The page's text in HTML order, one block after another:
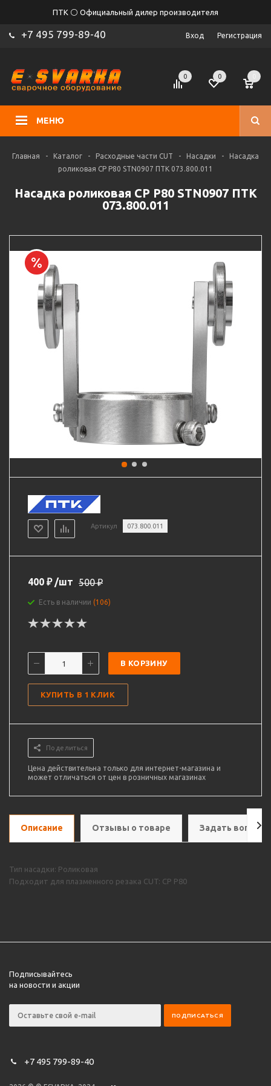
ПТК ⚪ Официальный дилер производителя
+7 495 799-89-40 Вход Регистрация
МЕНЮ
0 0
Главная - Каталог - Расходные части CUT - Насадки -
Насадка
роликовая CP P80 STN0907 ПТК 073.800.011
Насадка роликовая CP P80 STN0907 ПТК
073.800.011
Артикул 073.800.011
400 ₽ /шт 500₽
Есть в наличии (106)
В КОРЗИНУ
КУПИТЬ В 1 КЛИК
Поделиться
Цена действительна только для интернет-магазина и
может отличаться от цен в розничных магазинах
Описание Отзывы о товаре Задать вопрос
Тип насадки: Роликовая
Подходит для плазменного резака CUT: CP P80
Подписывайтесь
на новости и акции
+7 495 799-89-40